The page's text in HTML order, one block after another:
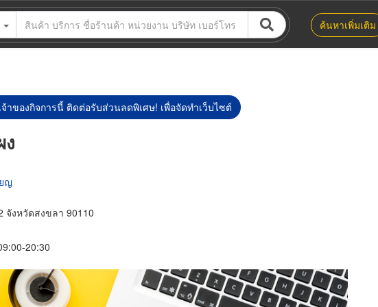
ค้นหาเพิ่มเติม
าของกิจการนี้ ติดต่อรับส่วนลดพิเศษ! เพื่อจัดทำเว็บไซต์
ญ
งหวัดสงขลา 90110
20:30